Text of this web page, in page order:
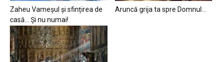
Zaheu Vameșul și sfințirea de
casă… Și nu numai!
Aruncă grija ta spre Domnul…